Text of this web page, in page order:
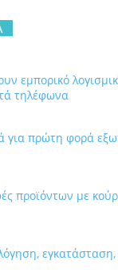
εμπορικό
τηλέφωνα
για πρώτη φορά
προϊόντων με